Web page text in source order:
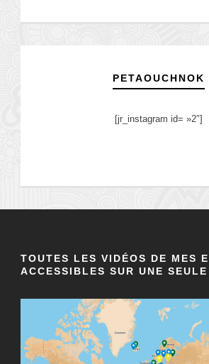
PETAOUCHNOK
[jr_instagram id= »2″]
TOUTES LES VIDÉOS DE MES
ACCESSIBLES SUR UNE